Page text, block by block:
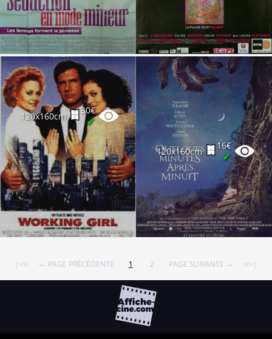
120x160cm
30€
✔
120x160cm
16€
✔
|<< ← PAGE PRÉCÉDENTE 1 2 PAGE SUIVANTE → >>|